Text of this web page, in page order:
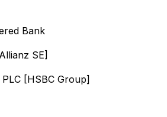
Bank
SE]
[HSBC Group]